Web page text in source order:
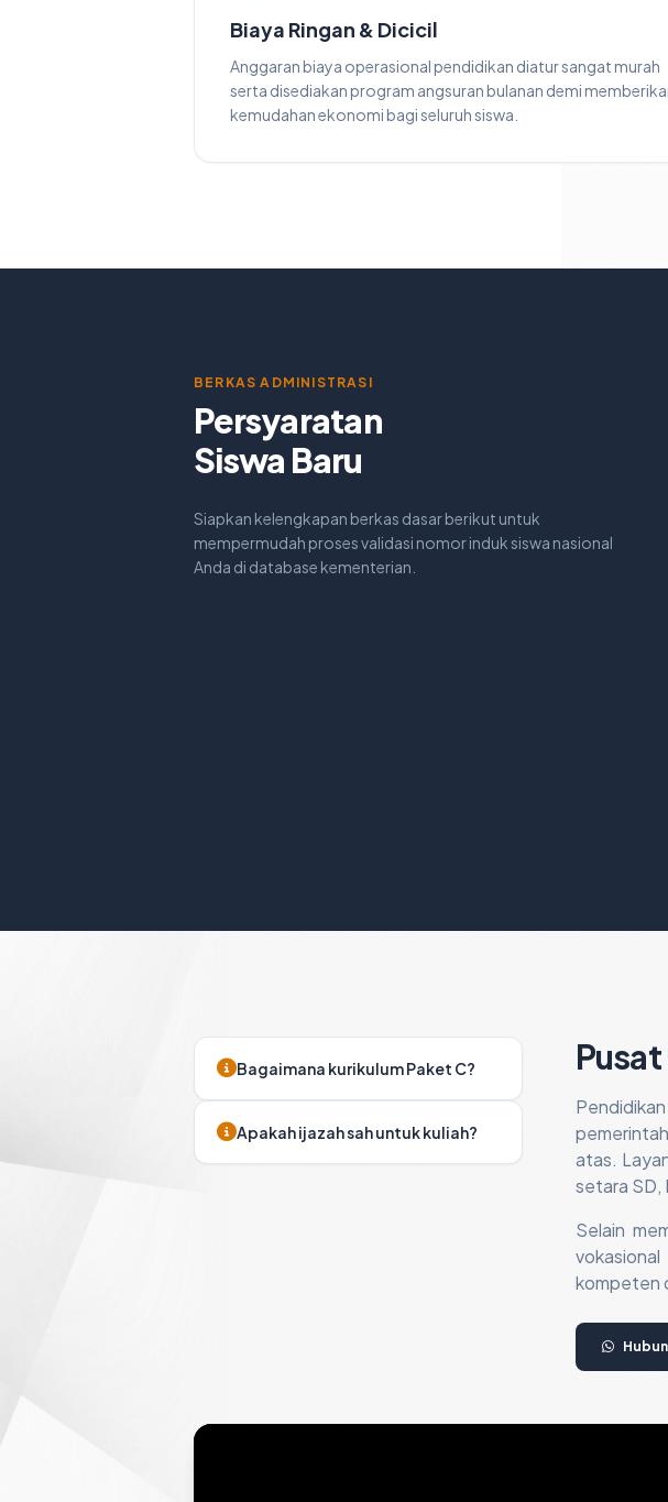
Biaya Ringan & Dicicil
Anggaran biaya operasional pendidikan diatur sangat murah
serta disediakan program angsuran bulanan demi
kemudahan ekonomi bagi seluruh siswa.
BERKAS ADMINISTRASI
Persyaratan
Siswa Baru
Siapkan kelengkapan berkas dasar berikut untuk
mempermudah proses validasi nomor induk siswa nasional
Anda di database kementerian.
Bagaimana kurikulum Paket C?
Apakah ijazah sah untuk kuliah?
atas.
setara SD,
Selain
kompeten